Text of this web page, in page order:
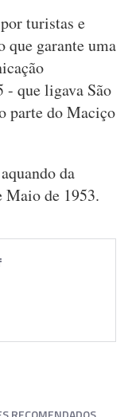
turistas e
que garante uma
- que ligava São
parte do Maciço
da
Maio de 1953.